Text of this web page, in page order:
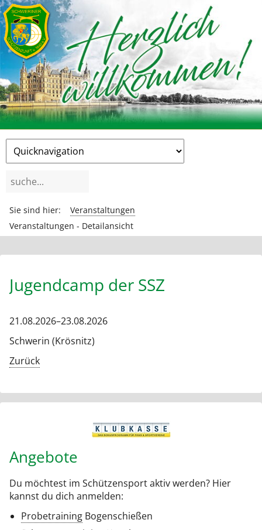
Zielseite
Suchbegriffe
Sie sind hier:
Veranstaltungen
Veranstaltungen - Detailansicht
Jugendcamp der SSZ
21.08.2026–23.08.2026
Schwerin (Krösnitz)
Zurück
Angebote
Du möchtest im Schützensport aktiv werden? Hier
kannst du dich anmelden:
Probetraining Bogenschießen